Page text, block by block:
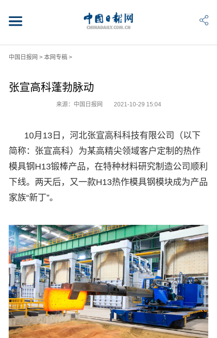
中国日报网 > 本网专稿>
张宣高科蓬勃脉动
来源：中国日报网 2021-10-29 15:04
10月13日，河北张宣高科科技有限公司（以下
简称：张宣高科）为某高精尖领域客户定制的热作
模具钢H13锻棒产品，在特种材料研究制造公司顺利
下线。两天后，又一款H13热作模具钢模块成为产品
家族“新丁”。